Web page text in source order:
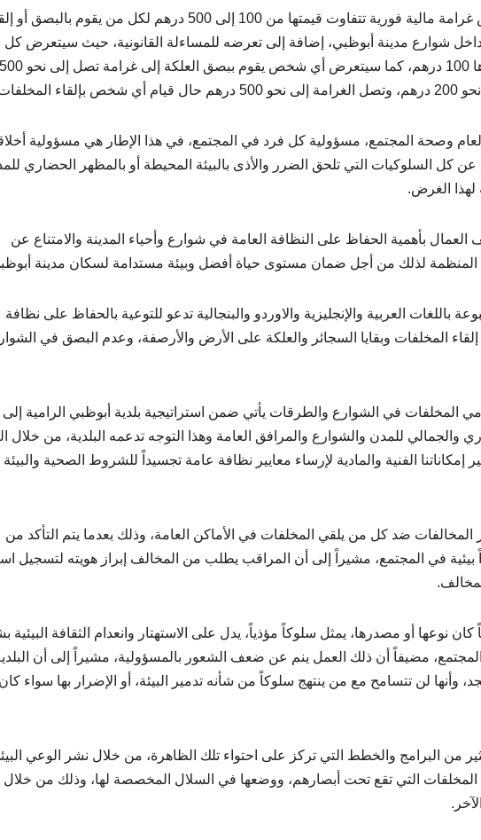
وأشار المصدر إلى أن اللوائح البلدية تفرض غرامة مالية فورية تتفاوت قيمتها من 100 إلى 500 درهم لكل من يقوم
داخل شوارع مدينة أبوظبي، إضافة إلى تعرضه للمساءلة القانونية، حيث سيتعرض
يقوم بالبصق في الشوارع إلى غرامة قدرها 100 درهم، كما سيتعرض أي شخص يقوم ببصق العلكة إلى غرامة تصل إلى نحو 500
وصحة المجتمع، مسؤولية كل فرد في المجتمع، في هذا الإطار هي مسؤولية
عن كل السلوكيات التي تلحق الضرر والأذى بالبيئة المحيطة أو بالمظهر الحضاري
لهذا الغرض.
بأهمية الحفاظ على النظافة العامة في شوارع وأحياء المدينة والامتناع عن
المنظمة لذلك من أجل ضمان مستوى حياة أفضل وبيئة مستدامة لسكان مدينة
وزعت البلدية 10 آلاف مطبوعة باللغات العربية والإنجليزية والاوردو والبنجالية تدعو للتوعية بالحفاظ على نظافة
إلقاء المخلفات وبقايا السجائر والعلكة على الأرض والأرصفة، وعدم البصق في
المخلفات في الشوارع والطرقات يأتي ضمن استراتيجية بلدية أبوظبي الرامية إلى
للمدن والشوارع والمرافق العامة وهذا التوجه تدعمه البلدية، من خلال
الفنية والمادية لإرساء معايير نظافة عامة تجسيداً للشروط الصحية والبيئة
المخالفات ضد كل من يلقي المخلفات في الأماكن العامة، وذلك بعدما يتم التأكد من
في المجتمع، مشيراً إلى أن المراقب يطلب من المخالف إبراز هويته لتسجيل
نوعها أو مصدرها، يمثل سلوكاً مؤذياً، يدل على الاستهتار وانعدام الثقافة البيئية
المجتمع، مضيفاً أن ذلك العمل ينم عن ضعف الشعور بالمسؤولية، مشيراً إلى أن
وأنها لن تتسامح مع من ينتهج سلوكاً من شأنه تدمير البيئة، أو الإضرار بها سواء كان
من البرامج والخطط التي تركز على احتواء تلك الظاهرة، من خلال نشر الوعي
التي تقع تحت أبصارهم، ووضعها في السلال المخصصة لها، وذلك من خلال